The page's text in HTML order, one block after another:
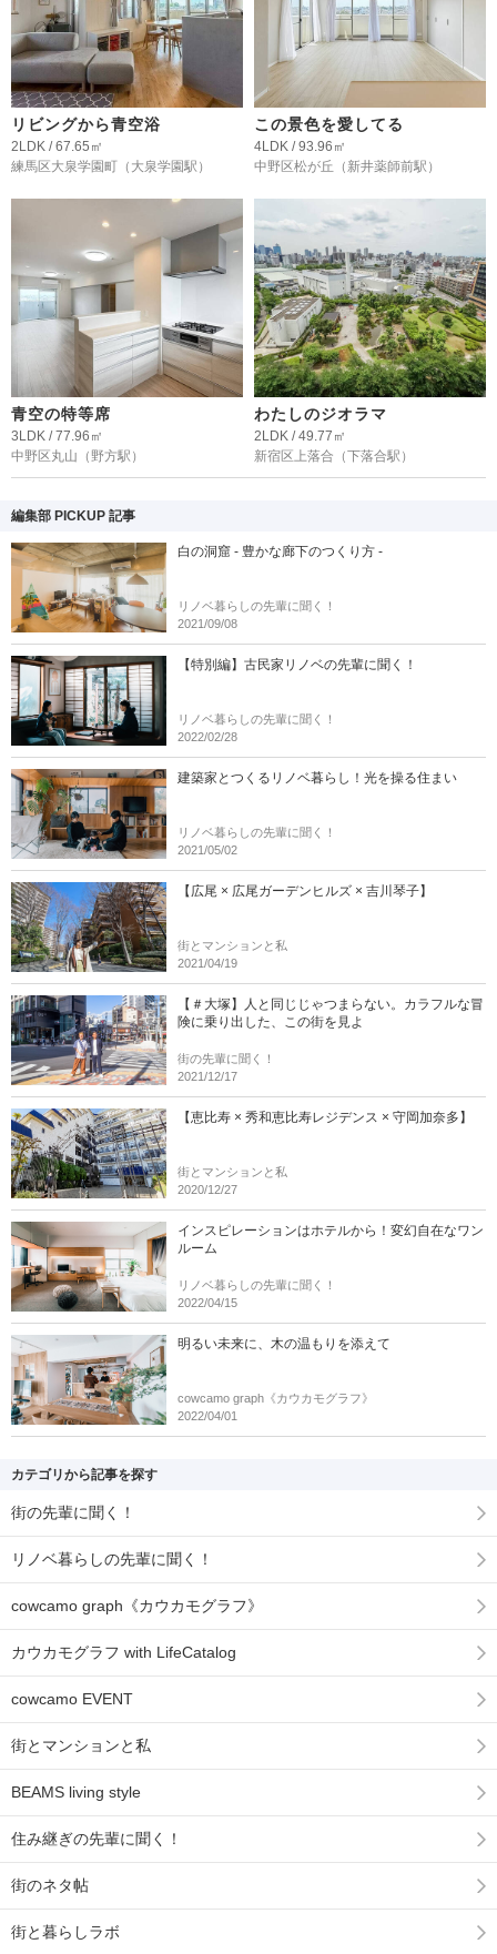
リビングから青空浴
2LDK / 67.65㎡
練馬区大泉学園町 （大泉学園駅）
この景色を愛してる
4LDK / 93.96㎡
中野区松が丘 （新井薬師前駅）
青空の特等席
3LDK / 77.96㎡
中野区丸山 （野方駅）
わたしのジオラマ
2LDK / 49.77㎡
新宿区上落合 （下落合駅）
編集部 PICKUP 記事
白の洞窟 - 豊かな廊下のつくり方 -
リノベ暮らしの先輩に聞く！
2021/09/08
【特別編】古民家リノベの先輩に聞く！
リノベ暮らしの先輩に聞く！
2022/02/28
建築家とつくるリノベ暮らし！光を操る住まい
リノベ暮らしの先輩に聞く！
2021/05/02
【広尾 × 広尾ガーデンヒルズ × 吉川琴子】
街とマンションと私
2021/04/19
【＃大塚】人と同じじゃつまらない。カラフルな冒
険に乗り出した、この街を見よ
街の先輩に聞く！
2021/12/17
【恵比寿 × 秀和恵比寿レジデンス × 守岡加奈多】
街とマンションと私
2020/12/27
インスピレーションはホテルから！変幻自在なワン
ルーム
リノベ暮らしの先輩に聞く！
2022/04/15
明るい未来に、木の温もりを添えて
cowcamo graph《カウカモグラフ》
2022/04/01
カテゴリから記事を探す
街の先輩に聞く！
リノベ暮らしの先輩に聞く！
cowcamo graph《カウカモグラフ》
カウカモグラフ with LifeCatalog
cowcamo EVENT
街とマンションと私
BEAMS living style
住み継ぎの先輩に聞く！
街のネタ帖
街と暮らしラボ